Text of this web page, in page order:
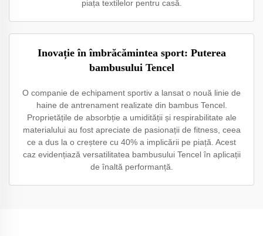
piața textilelor pentru casă.
Inovație în îmbrăcămintea sport: Puterea
bambusului Tencel
O companie de echipament sportiv a lansat o nouă linie de
haine de antrenament realizate din bambus Tencel.
Proprietățile de absorbție a umidității și respirabilitate ale
materialului au fost apreciate de pasionații de fitness, ceea
ce a dus la o creștere cu 40% a implicării pe piață. Acest
caz evidențiază versatilitatea bambusului Tencel în aplicații
de înaltă performanță.